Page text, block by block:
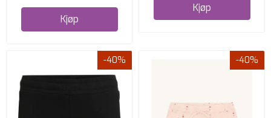
Kjøp
Kjøp
-40% -40%